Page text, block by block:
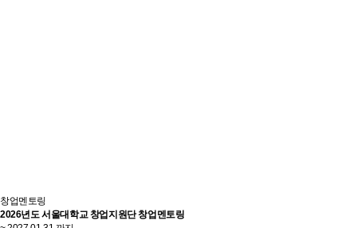
창업멘토링
2026년도 서울대학교 창업지원단 창업멘토링